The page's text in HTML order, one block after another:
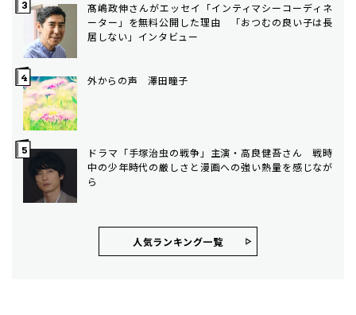
髙嶋政伸さんがエッセイ「インティマシーコーディネ
ーター」を無料公開した理由 「おつむの良い子は長
居しない」インタビュー
外からの声 澤田瞳子
ドラマ「手塚治虫の戦争」主演・高良健吾さん 戦時
中の少年時代の厳しさと漫画への強い熱量を感じなが
ら
人気ランキング⼀覧